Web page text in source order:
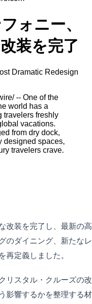
ォニー、
装を完了
Dramatic Redesign
-- One of the
world has a
travelers freshly
vacations.
from dry dock,
designed spaces,
travelers crave.
改装を完了し、最新の高
のダイニング、新たなレ
再定義しました。
リスタル・クルーズの改
影響するかを整理する材